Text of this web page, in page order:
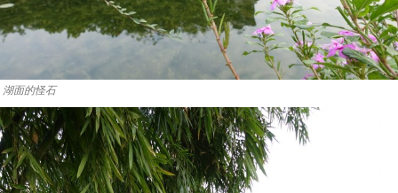
湖面的怪石